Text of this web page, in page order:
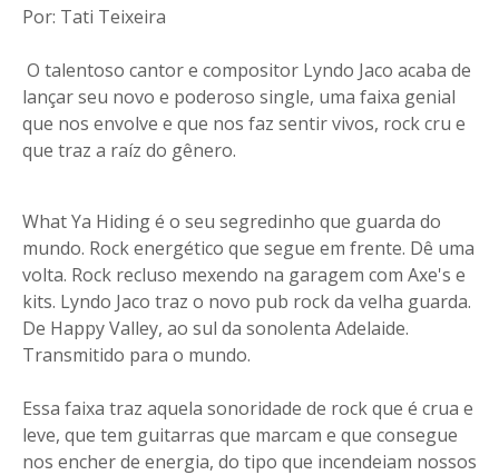
Por: Tati Teixeira
O talentoso cantor e compositor Lyndo Jaco acaba de
lançar seu novo e poderoso single, uma faixa genial
que nos envolve e que nos faz sentir vivos, rock cru e
que traz a raíz do gênero.
What Ya Hiding é o seu segredinho que guarda do
mundo. Rock energético que segue em frente. Dê uma
volta. Rock recluso mexendo na garagem com Axe's e
kits. Lyndo Jaco traz o novo pub rock da velha guarda.
De Happy Valley, ao sul da sonolenta Adelaide.
Transmitido para o mundo.
Essa faixa traz aquela sonoridade de rock que é crua e
leve, que tem guitarras que marcam e que consegue
nos encher de energia, do tipo que incendeiam nossos